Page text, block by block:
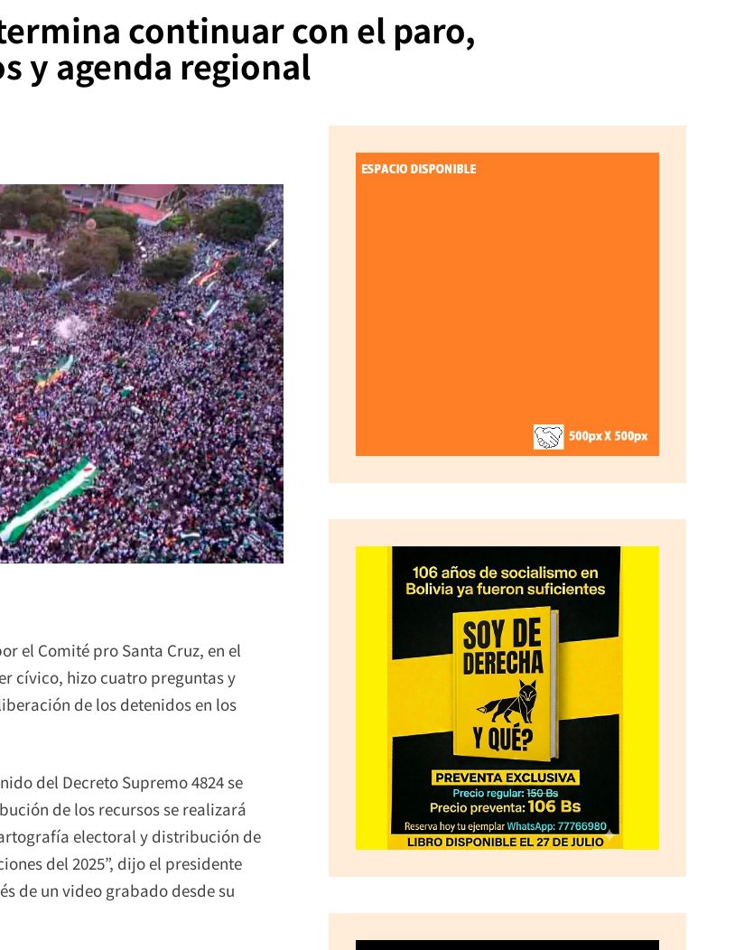
continuar con el paro,
y agenda regional
el Comité pro Santa Cruz, en el
cívico, hizo cuatro preguntas y
de los detenidos en los
del Decreto Supremo 4824 se
de los recursos se realizará
electoral y distribución de
del 2025”, dijo el presidente
de un video grabado desde su